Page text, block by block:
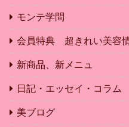
モンテ学問
会員特典 超きれい美容
新商品、新メニュ
日記・エッセイ・コラム
美ブログ